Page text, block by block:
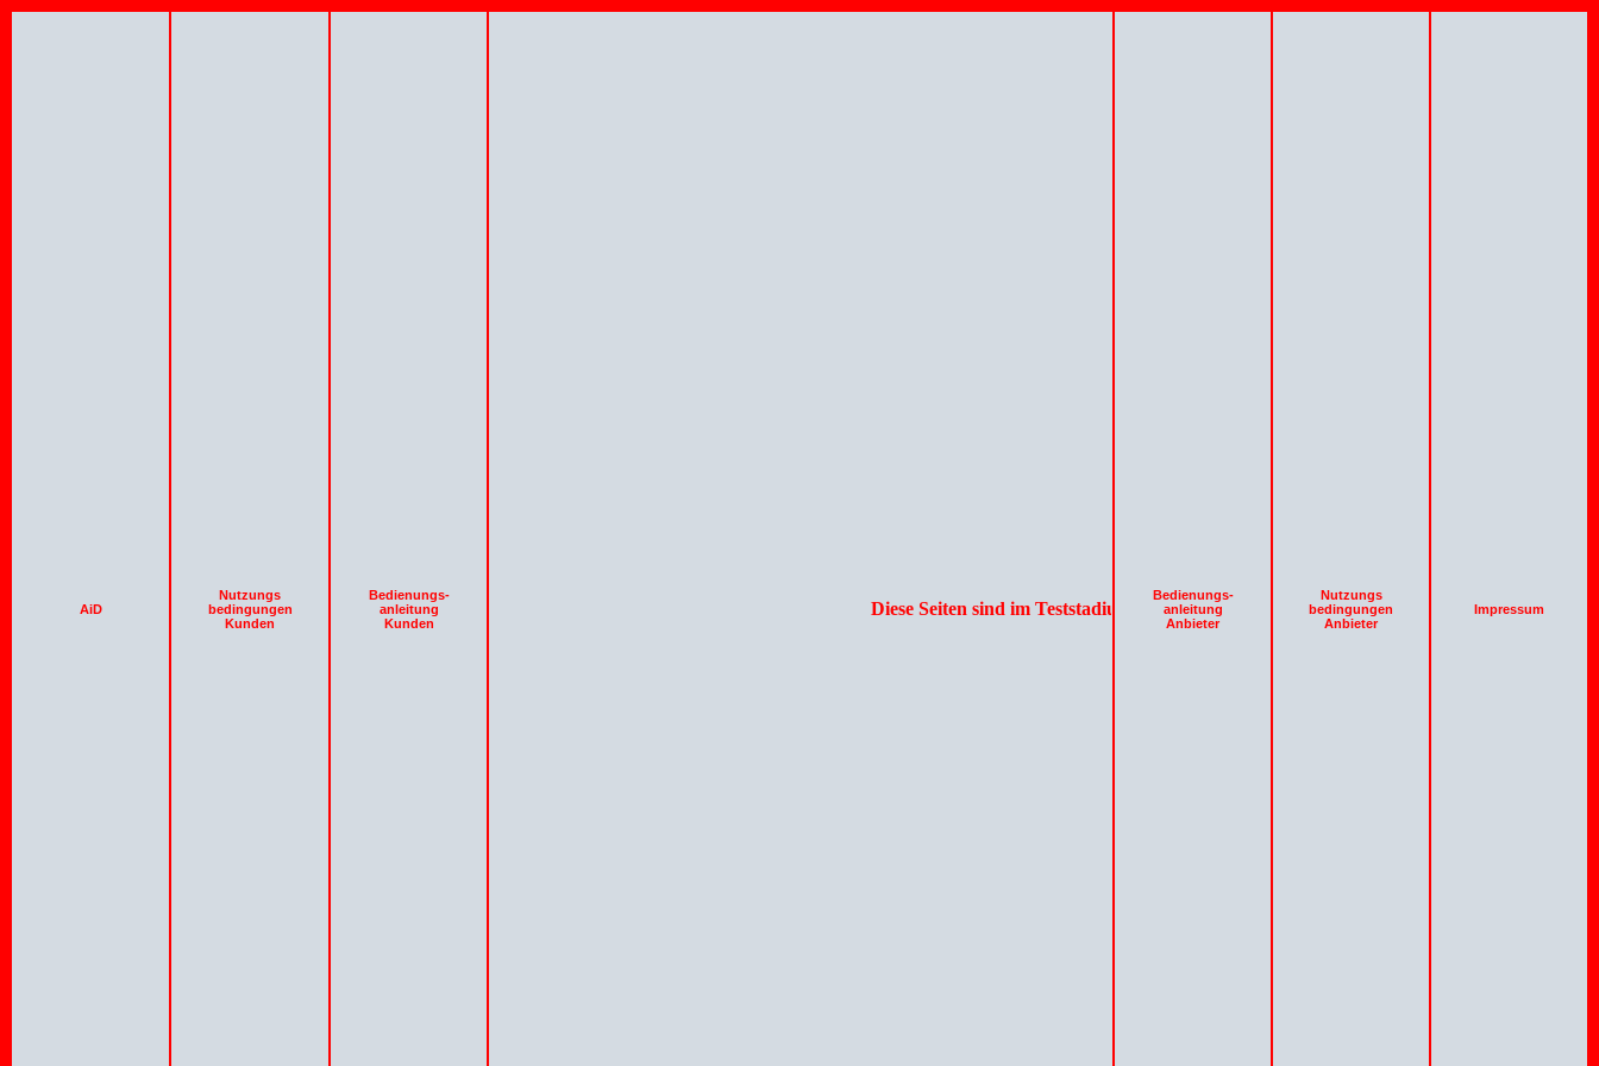
AiD
Nutzungs
bedingungen
Kunden
Bedienungs-
anleitung
Kunden
Diese Seiten sind im Teststadium ! Aber besuchen Sie uns bald wieder !
Bedienungs-
anleitung
Anbieter
Nutzungs
bedingungen
Anbieter
Impressum